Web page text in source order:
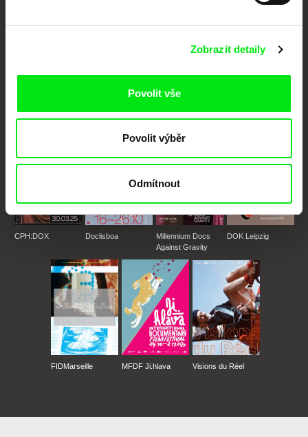
Zobrazit detaily
Povolit vše
Povolit výběr
Odmítnout
Portál DAFilms.cz je výsledkem tvůrčí spolupráce 7 klíčových evropských
posouvat hranice dokumentárního filmu, propagovat jeho rozmanitost a
CPH:DOX Doclisboa
Millennium Docs
Against Gravity
DOK Leipzig
FIDMarseille MFDF Ji.hlava Visions du Réel